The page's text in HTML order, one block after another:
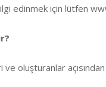
edinmek için lütfen
ve oluşturanlar